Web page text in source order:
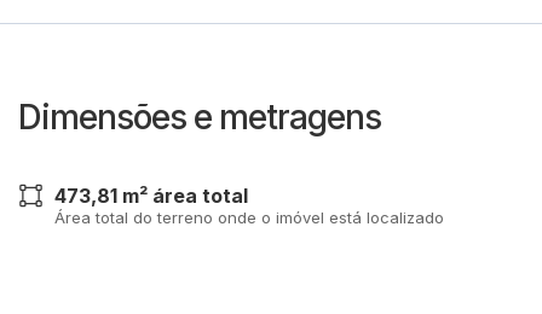
Dimensões e metragens
473,81 m² área total
Área total do terreno onde o imóvel está localizado